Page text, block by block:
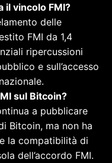
il vincolo FMI?
delle
FMI da 1,4
ripercussioni
e sull’accesso
sul Bitcoin?
a pubblicare
Bitcoin, ma non ha
la compatibilità di
dell’accordo FMI.